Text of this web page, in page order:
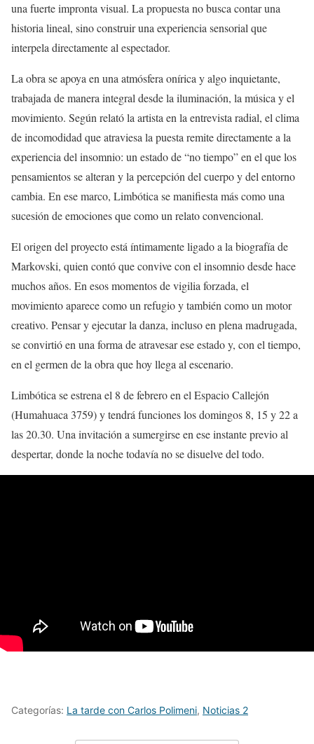
una fuerte impronta visual. La propuesta no busca contar una
historia lineal, sino construir una experiencia sensorial que
interpela directamente al espectador.
La obra se apoya en una atmósfera onírica y algo inquietante,
trabajada de manera integral desde la iluminación, la música y el
movimiento. Según relató la artista en la entrevista radial, el clima
de incomodidad que atraviesa la puesta remite directamente a la
experiencia del insomnio: un estado de “no tiempo” en el que los
pensamientos se alteran y la percepción del cuerpo y del entorno
cambia. En ese marco, Limbótica se manifiesta más como una
sucesión de emociones que como un relato convencional.
El origen del proyecto está íntimamente ligado a la biografía de
Markovski, quien contó que convive con el insomnio desde hace
muchos años. En esos momentos de vigilia forzada, el
movimiento aparece como un refugio y también como un motor
creativo. Pensar y ejecutar la danza, incluso en plena madrugada,
se convirtió en una forma de atravesar ese estado y, con el tiempo,
en el germen de la obra que hoy llega al escenario.
Limbótica se estrena el 8 de febrero en el Espacio Callejón
(Humahuaca 3759) y tendrá funciones los domingos 8, 15 y 22 a
las 20.30. Una invitación a sumergirse en ese instante previo al
despertar, donde la noche todavía no se disuelve del todo.
Categorías: La tarde con Carlos Polimeni, Noticias 2